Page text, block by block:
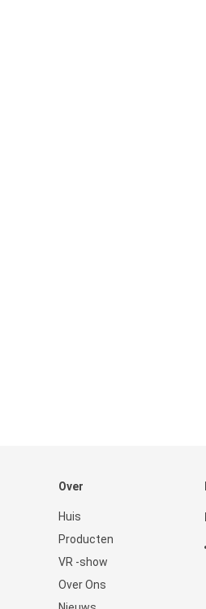
Over
Huis
Producten
VR -show
Over Ons